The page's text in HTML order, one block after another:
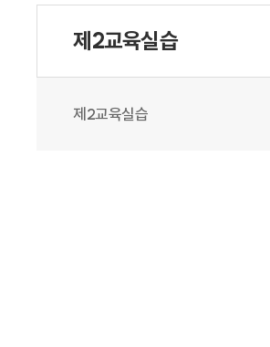
제2교육실습
제2교육실습